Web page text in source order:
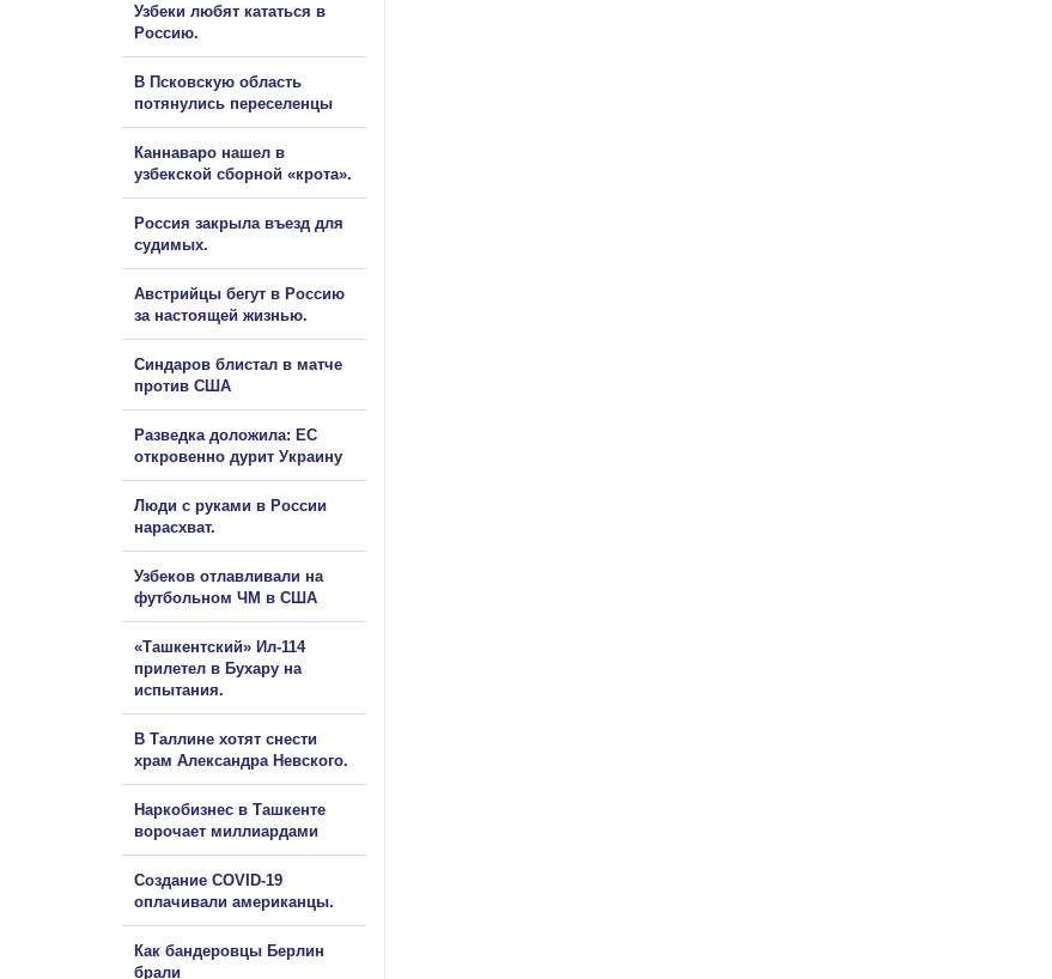
Узбеки любят кататься в
Россию.
В Псковскую область
потянулись переселенцы
Каннаваро нашел в
узбекской сборной «крота».
Россия закрыла въезд для
судимых.
Австрийцы бегут в Россию
за настоящей жизнью.
Синдаров блистал в матче
против США
Разведка доложила: ЕС
откровенно дурит Украину
Люди с руками в России
нарасхват.
Узбеков отлавливали на
футбольном ЧМ в США
«Ташкентский» Ил-114
прилетел в Бухару на
испытания.
В Таллине хотят снести
храм Александра Невского.
Наркобизнес в Ташкенте
ворочает миллиардами
Создание COVID-19
оплачивали американцы.
Как бандеровцы Берлин
брали